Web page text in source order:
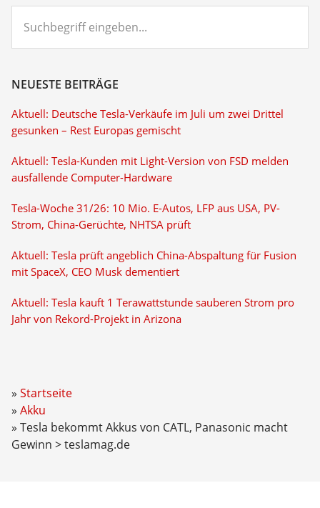
eingeben...
NEUESTE BEITRÄGE
Aktuell: Deutsche Tesla-Verkäufe im Juli um zwei Drittel
gesunken – Rest Europas gemischt
Aktuell: Tesla-Kunden mit Light-Version von FSD melden
ausfallende Computer-Hardware
Tesla-Woche 31/26: 10 Mio. E-Autos, LFP aus USA, PV-
Strom, China-Gerüchte, NHTSA prüft
Aktuell: Tesla prüft angeblich China-Abspaltung für Fusion
mit SpaceX, CEO Musk dementiert
Aktuell: Tesla kauft 1 Terawattstunde sauberen Strom pro
Jahr von Rekord-Projekt in Arizona
Startseite
Akku
Tesla bekommt Akkus von CATL, Panasonic macht
Gewinn > teslamag.de